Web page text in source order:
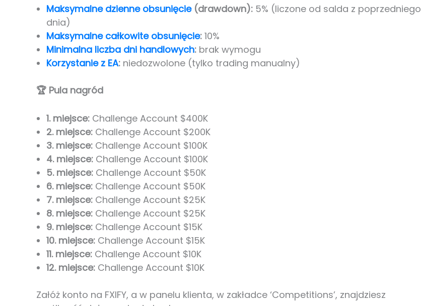
Maksymalne dzienne obsunięcie(drawdown): 5% (liczone od salda z poprzedniego
dnia)
Maksymalne całkowite obsunięcie: 10%
Minimalna liczba dni handlowych: brak wymogu
Korzystanie z EA: niedozwolone (tylko trading manualny)
🏆 Pula nagród
1. miejsce: Challenge Account $400K
2. miejsce: Challenge Account $200K
3. miejsce: Challenge Account $100K
4. miejsce: Challenge Account $100K
5. miejsce: Challenge Account $50K
6. miejsce: Challenge Account $50K
7. miejsce: Challenge Account $25K
8. miejsce: Challenge Account $25K
9. miejsce: Challenge Account $15K
10. miejsce: Challenge Account $15K
11. miejsce: Challenge Account $10K
12. miejsce: Challenge Account $10K
Załóż konto na FXIFY, a w panelu klienta, w zakładce ‘Competitions’, znajdziesz